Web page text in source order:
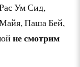
Ум Сид,
Паша Бей,
не смотрим